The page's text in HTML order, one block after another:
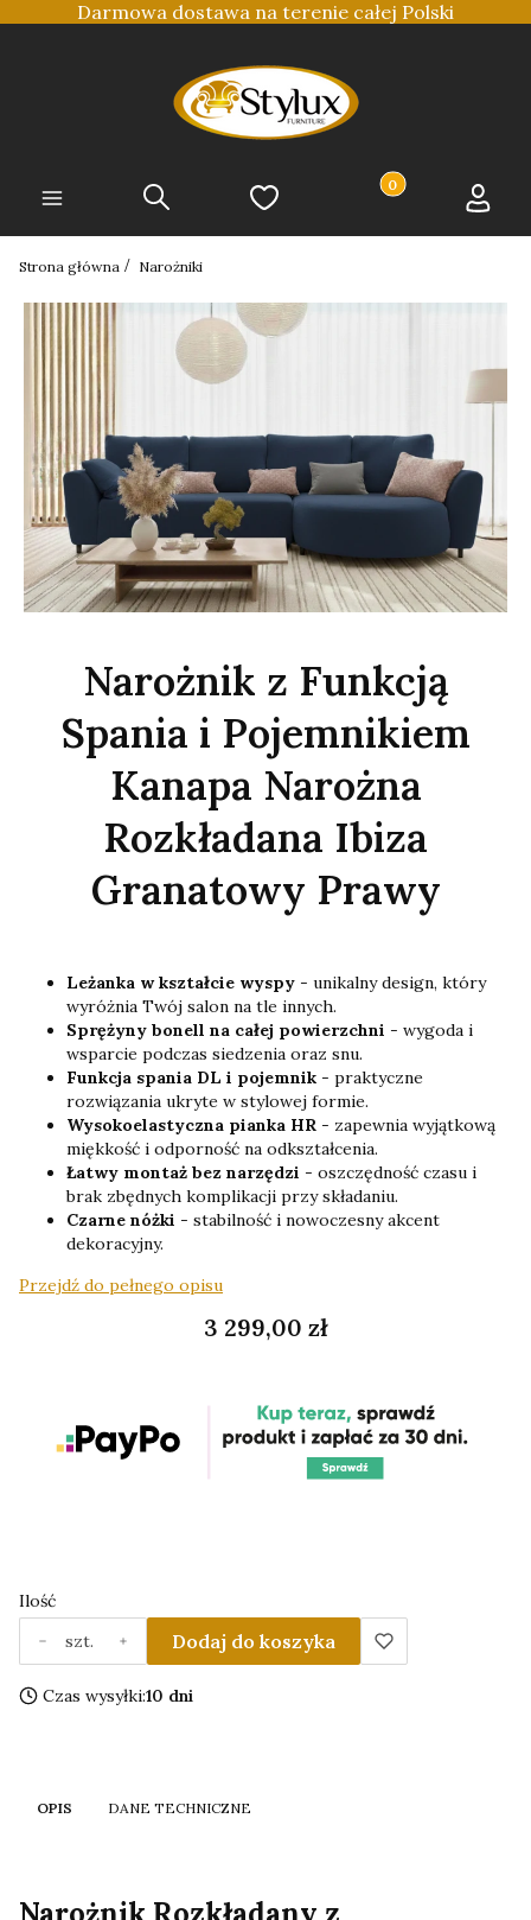
Darmowa dostawa na terenie całej Polski
Menu Szukaj Ulubione Produkty w
Koszyk Zaloguj
Strona główna Narożniki
Narożnik z Funkcją
Spania i Pojemnikiem
Kanapa Narożna
Rozkładana Ibiza
Granatowy Prawy
Leżanka w kształcie wyspy - unikalny design, który
wyróżnia Twój salon na tle innych.
Sprężyny bonell na całej powierzchni - wygoda i
wsparcie podczas siedzenia oraz snu.
Funkcja spania DL i pojemnik - praktyczne
rozwiązania ukryte w stylowej formie.
Wysokoelastyczna pianka HR - zapewnia wyjątkową
miękkość i odporność na odkształcenia.
Łatwy montaż bez narzędzi - oszczędność czasu i
brak zbędnych komplikacji przy składaniu.
Czarne nóżki - stabilność i nowoczesny akcent
dekoracyjny.
Przejdź do pełnego opisu
Cena
3 299,00 zł
Ilość
szt.
Dodaj do koszyka
Czas wysyłki:10 dni
OPIS DANE TECHNICZNE